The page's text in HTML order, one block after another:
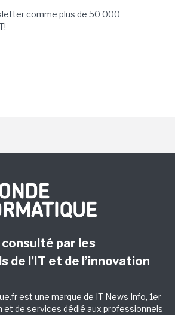
comme plus de 50 000
par les
de l’IT et de l’innovation
est une marque de IT News Info, 1er
et de services dédié aux professionnels